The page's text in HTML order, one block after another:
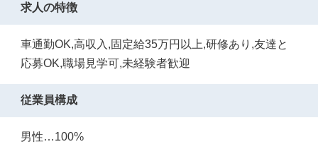
求人の特徴
車通勤OK,高収入,固定給35万円以上,研修あり,友達と
応募OK,職場見学可,未経験者歓迎
従業員構成
男性…100%